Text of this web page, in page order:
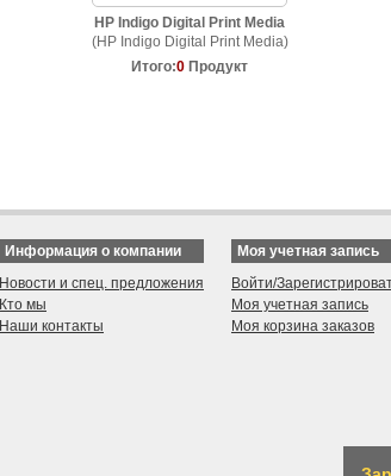
HP Indigo Digital Print Media
(HP Indigo Digital Print Media)
Итого:0 Продукт
Информация о компании
Новости и спец. предложения
Кто мы
Наши контакты
Моя учетная запись
Войти/
Моя учетная запись
Моя корзина заказов